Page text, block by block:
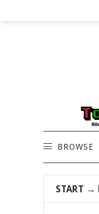
BROWSE
START →